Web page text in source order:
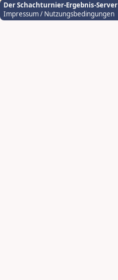
Der Schachturnier-Ergebnis-Server
Impressum / Nutzungsbedingungen